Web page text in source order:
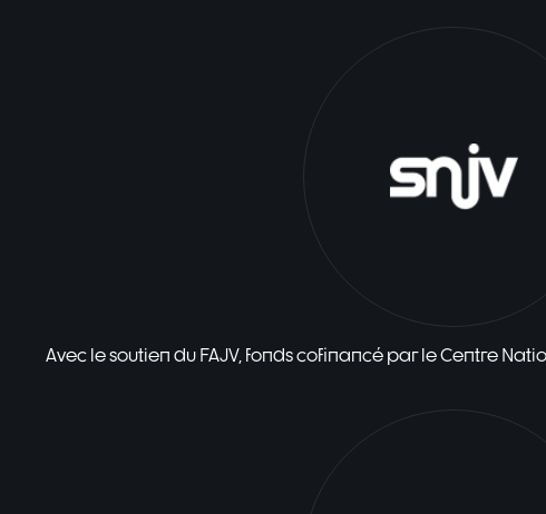
Avec le soutien du FAJV, fonds cofinancé par le Centre